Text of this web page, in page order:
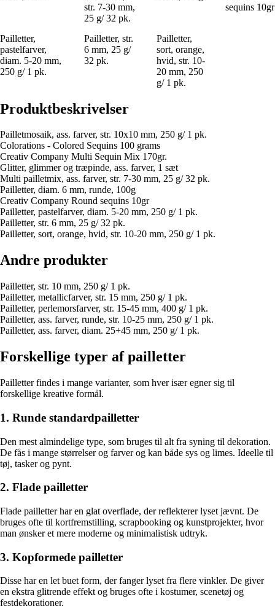
str. 7-30 mm,
25 g/ 32 pk.
sequins 10gr
Pailletter,
pastelfarver,
diam. 5-20 mm,
250 g/ 1 pk.
Pailletter, str.
6 mm, 25 g/
32 pk.
Pailletter,
sort, orange,
hvid, str. 10-
20 mm, 250
g/ 1 pk.
Produktbeskrivelser
Pailletmosaik, ass. farver, str. 10x10 mm, 250 g/ 1 pk.
Colorations - Colored Sequins 100 grams
Creativ Company Multi Sequin Mix 170gr.
Glitter, glimmer og træpinde, ass. farver, 1 sæt
Multi pailletmix, ass. farver, str. 7-30 mm, 25 g/ 32 pk.
Pailletter, diam. 6 mm, runde, 100g
Creativ Company Round sequins 10gr
Pailletter, pastelfarver, diam. 5-20 mm, 250 g/ 1 pk.
Pailletter, str. 6 mm, 25 g/ 32 pk.
Pailletter, sort, orange, hvid, str. 10-20 mm, 250 g/ 1 pk.
Andre produkter
Pailletter, str. 10 mm, 250 g/ 1 pk.
Pailletter, metallicfarver, str. 15 mm, 250 g/ 1 pk.
Pailletter, perlemorsfarver, str. 15-45 mm, 400 g/ 1 pk.
Pailletter, ass. farver, runde, str. 10-25 mm, 250 g/ 1 pk.
Pailletter, ass. farver, diam. 25+45 mm, 250 g/ 1 pk.
Forskellige typer af pailletter
Pailletter findes i mange varianter, som hver især egner sig til
forskellige kreative formål.
1. Runde standardpailletter
Den mest almindelige type, som bruges til alt fra syning til dekoration.
De fås i mange størrelser og farver og kan både sys og limes. Ideelle til
tøj, tasker og pynt.
2. Flade pailletter
Flade pailletter har en glat overflade, der reflekterer lyset jævnt. De
bruges ofte til kortfremstilling, scrapbooking og kunstprojekter, hvor
man ønsker et mere moderne og minimalistisk udtryk.
3. Kopformede pailletter
Disse har en let buet form, der fanger lyset fra flere vinkler. De giver
en ekstra glitrende effekt og bruges ofte i kostumer, scenetøj og
festdekorationer.